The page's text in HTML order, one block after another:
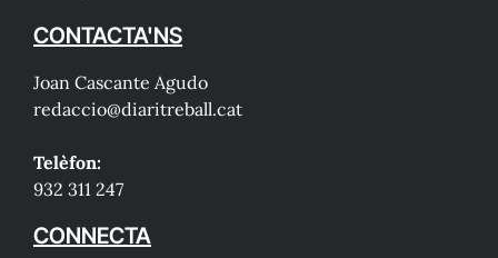
CONTACTA'NS
Joan Cascante Agudo
redaccio@diaritreball.cat
Telèfon:
932 311 247
CONNECTA